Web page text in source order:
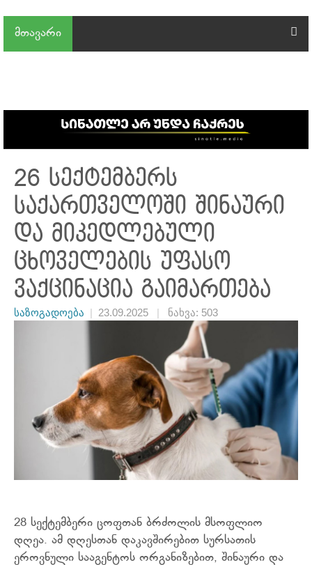
მთავარი
26 სექტემბერს
საქართველოში შინაური
და მიკედლებული
ცხოველების უფასო
ვაქცინაცია გაიმართება
საზოგადოება 23.09.2025 ნახვა: 503
28 სექტემბერი ცოფთან ბრძოლის მსოფლიო
დღეა. ამ დღესთან დაკავშირებით სურსათის
ეროვნული სააგენტოს ორგანიზებით, შინაური და